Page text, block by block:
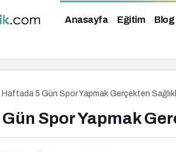
Anasayfa Eğitim Blog
Haftada 5 Gün Spor Yapmak Gerçekten
Spor Yapmak